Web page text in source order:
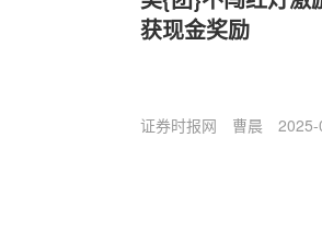
获现金奖励
证券时报网 曹晨